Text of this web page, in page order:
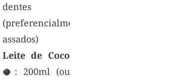
dentes
(preferencialmente
assados)
Leite de Coco
🥥: 200ml (ou